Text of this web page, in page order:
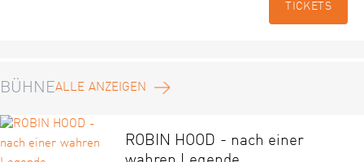
TICKETS
BÜHNEALLE ANZEIGEN
ROBIN HOOD - nach einer